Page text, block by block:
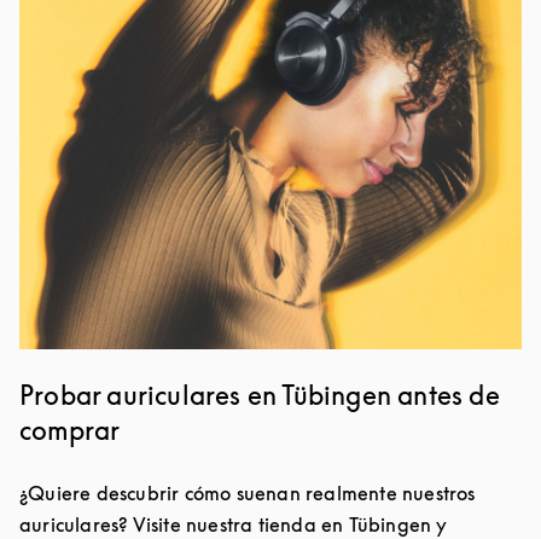
Probar auriculares en Tübingen antes de
comprar
¿Quiere descubrir cómo suenan realmente nuestros
auriculares? Visite nuestra tienda en Tübingen y